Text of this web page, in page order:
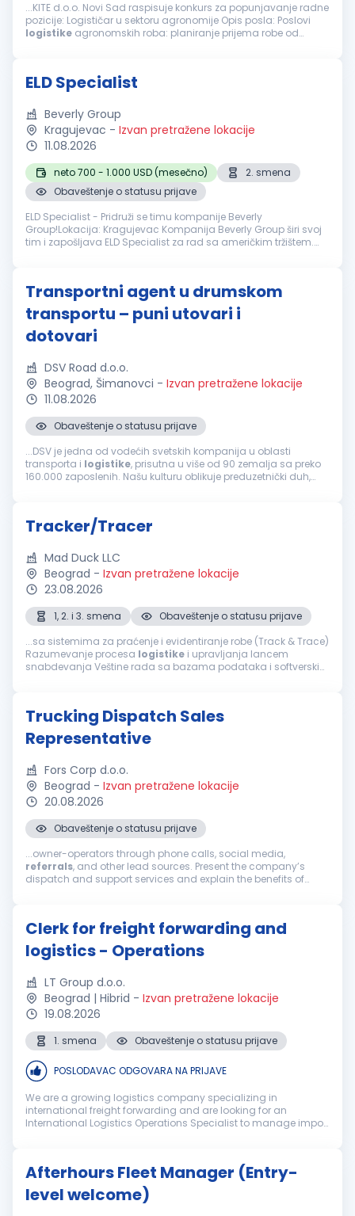
...KITE d.o.o. Novi Sad raspisuje konkurs za popunjavanje radne
pozicije: Logističar u sektoru agronomije Opis posla: Poslovi
logistike agronomskih roba: planiranje prijema robe od
ELD Specialist
Beverly Group
Kragujevac - Izvan pretražene lokacije
11.08.2026
neto 700 - 1.000 USD (mesečno)
2. smena
Obaveštenje o statusu prijave
ELD Specialist - Pridruži se timu kompanije Beverly
Group!Lokacija: Kragujevac Kompanija Beverly Group širi svoj
tim i zapošljava ELD Specialist za rad sa američkim tržištem.
Transportni agent u drumskom
transportu – puni utovari i
dotovari
DSV Road d.o.o.
Beograd, Šimanovci - Izvan pretražene lokacije
11.08.2026
Obaveštenje o statusu prijave
...DSV je jedna od vodećih svetskih kompanija u oblasti
transporta i logistike, prisutna u više od 90 zemalja sa preko
160.000 zaposlenih. Našu kulturu oblikuje preduzetnički duh,
Tracker/Tracer
Mad Duck LLC
Beograd - Izvan pretražene lokacije
23.08.2026
1, 2. i 3. smena
Obaveštenje o statusu prijave
...sa sistemima za praćenje i evidentiranje robe (Track & Trace)
Razumevanje procesa logistike i upravljanja lancem
snabdevanja Veštine rada sa bazama podataka i softverskim
Trucking Dispatch Sales
Representative
Fors Corp d.o.o.
Beograd - Izvan pretražene lokacije
20.08.2026
Obaveštenje o statusu prijave
...owner-operators through phone calls, social media,
referrals, and other lead sources. Present the company’s
dispatch and support services and explain the benefits of
Clerk for freight forwarding and
logistics - Operations
LT Group d.o.o.
Beograd | Hibrid - Izvan pretražene lokacije
19.08.2026
1. smena Obaveštenje o statusu prijave
POSLODAVAC ODGOVARA NA PRIJAVE
We are a growing logistics company specializing in
international freight forwarding and are looking for an
International Logistics Operations Specialist to manage import
Afterhours Fleet Manager (Entry-
level welcome)